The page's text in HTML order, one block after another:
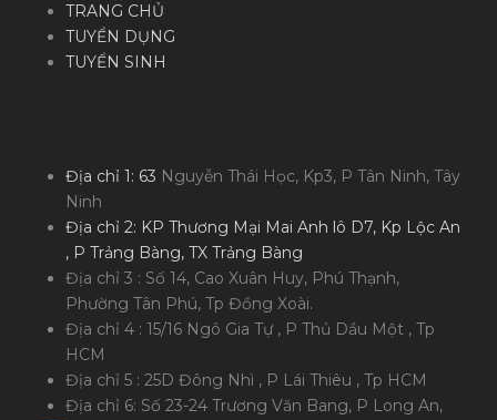
TRANG CHỦ
TUYỂN DỤNG
TUYỂN SINH
Địa chỉ 1: 63 Nguyễn Thái Học, Kp3, P Tân Ninh, Tây
Ninh
Địa chỉ 2: KP Thương Mại Mai Anh lô D7, Kp Lộc An
, P Trảng Bàng, TX Trảng Bàng
Địa chỉ 3 : Số 14, Cao Xuân Huy, Phú Thạnh,
Phường Tân Phú, Tp Đồng Xoài.
Địa chỉ 4 : 15/16 Ngô Gia Tự , P Thủ Dầu Một , Tp
HCM
Địa chỉ 5 : 25D Đông Nhì , P Lái Thiêu , Tp HCM
Địa chỉ 6: Số 23-24 Trương Văn Bang, P Long An,